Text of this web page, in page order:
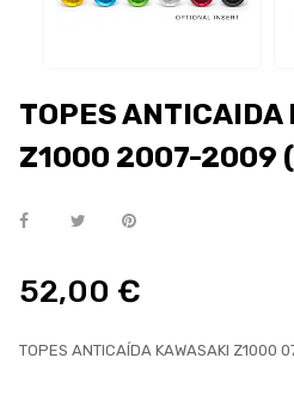
TOPES ANTICAIDA
Z1000 2007-2009
52,00 €
TOPES ANTICAÍDA KAWASAKI Z1000